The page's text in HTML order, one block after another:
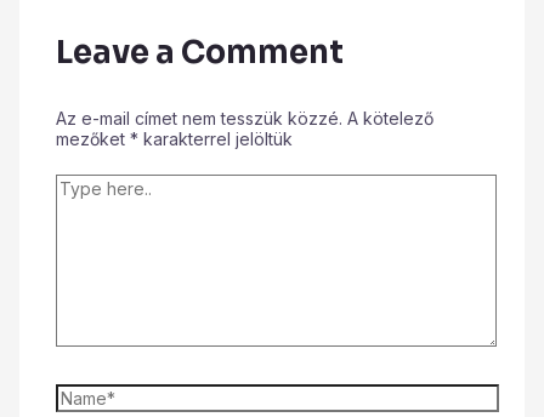
Leave a Comment
Az e-mail címet nem tesszük közzé. A kötelező
mezőket * karakterrel jelöltük